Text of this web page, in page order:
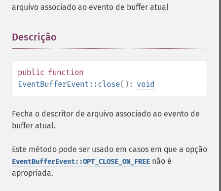
arquivo associado ao evento de buffer atual
Descrição
public function
EventBufferEvent::close(): void
Fecha o descritor de arquivo associado ao evento de
buffer atual.
Este método pode ser usado em casos em que a opção
EventBufferEvent::OPT_CLOSE_ON_FREE não é
apropriada.